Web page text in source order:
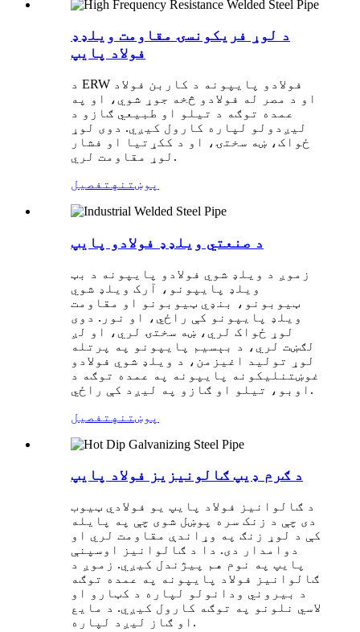
د لوړ فریکونسۍ مقاومت ویلډډ
فولاد پایپ
د ERW فولادو پایپونه د کاربن فولاد
او د مصر له فولادو څخه جوړ شوي، او په
عمده توګه د تیلو او طبیعي ګازو د
لیږدولو لپاره کارول کیږي. دوی لوړ
ځواک، ښه سختۍ، او د ککړتیا او فشار
لوړ مقاومت لري.
پوښتنه تفصیل
د صنعتي ویلډډ فولادو پایپ
زموږ د ویلډ شوي فولادو پایپونه د بټ
ویلډ پایپونو، آرک ویلډ شوي
ټیوبونو، بنډي ټیوبونو او مقاومت
ویلډ پایپونو کې راځي، او نور. دوی
لوړ ځواک لري، ښه سختۍ لري، او لږ
لګښت لري، د بېسیم پایپونو په پرتله
لوړ تولید اغیزمن، د ویلډ شوي فولادو
غوښتنلیکونه پایپونه په عمده توګه د
اوبو، تیلو او ګازو په لیږد کې راځي.
پوښتنه تفصیل
د ګرم ډیپ ګالونیزیز فولاد پایپ
د ګالوانیز فولاد پایپ یو فولادي ټیوب
دی چې د زنک سره پوښل شوی چې په پایله
کې د لوړ زنګ په وړاندې مقاومت لري او
دوامدار دی. دا د ګالوانیز اوسپنې
پایپ په نوم هم پیژندل کیږي. زموږ د
ګالوانیز فولاد پایپونه په عمده توګه
د بیروني ودانولو لپاره د کټارو او
لاسي نلونو په توګه کارول کیږي. د مایع
او ګاز لیږد لپاره.